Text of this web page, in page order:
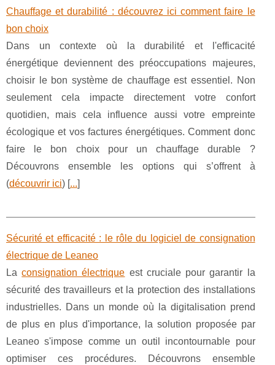
Chauffage et durabilité : découvrez ici comment faire le
bon choix
Dans un contexte où la durabilité et l'efficacité
énergétique deviennent des préoccupations majeures,
choisir le bon système de chauffage est essentiel. Non
seulement cela impacte directement votre confort
quotidien, mais cela influence aussi votre empreinte
écologique et vos factures énergétiques. Comment donc
faire le bon choix pour un chauffage durable ?
Découvrons ensemble les options qui s’offrent à
(découvrir ici) [...]
Sécurité et efficacité : le rôle du logiciel de consignation
électrique de Leaneo
Laconsignation électrique est cruciale pour garantir la
sécurité des travailleurs et la protection des installations
industrielles. Dans un monde où la digitalisation prend
de plus en plus d'importance, la solution proposée par
Leaneo s'impose comme un outil incontournable pour
optimiser ces procédures. Découvrons ensemble